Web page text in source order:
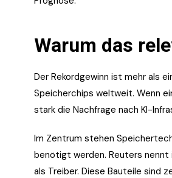
Warum das
Der Rekordgewinn ist mehr als
Speicherchips weltweit. Wenn
stark die Nachfrage nach KI-
Im Zentrum stehen
benötigt werden. Reuters nennt
als Treiber. Diese Bauteile sind